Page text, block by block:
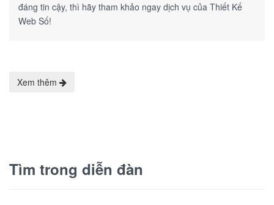
đáng tin cậy, thì hãy tham khảo ngay dịch vụ của Thiết Kế
Web Số!
Xem thêm
Tìm trong diễn đàn